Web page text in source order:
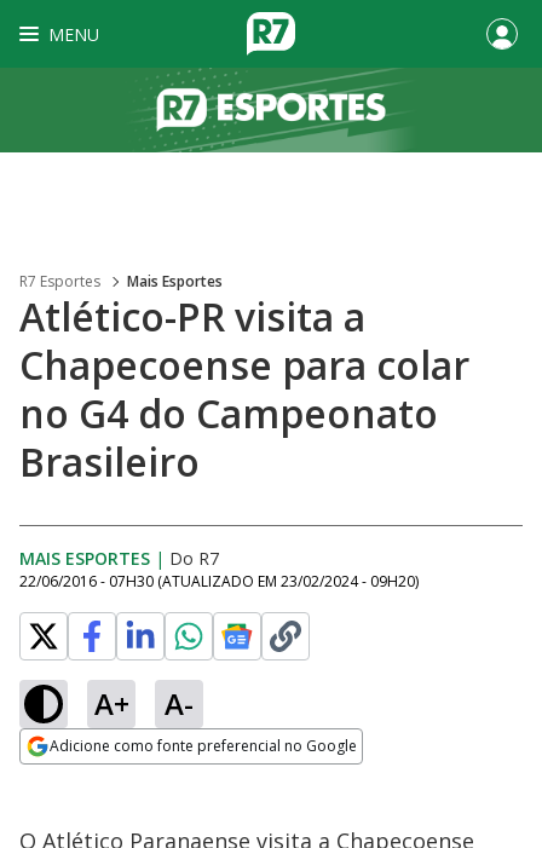
MENU
R7 Esportes Mais Esportes
Atlético-PR visita a
Chapecoense para colar
no G4 do Campeonato
Brasileiro
MAIS ESPORTES | Do R7
22/06/2016 - 07H30 (ATUALIZADO EM 23/02/2024 - 09H20)
A+ A-
Adicione como fonte preferencial no Google
O Atlético Paranaense visita a Chapecoense